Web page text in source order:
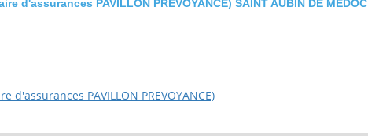
d'assurances PAVILLON PREVOYANCE) SAINT AUBIN DE MEDOC
d'assurances PAVILLON PREVOYANCE)